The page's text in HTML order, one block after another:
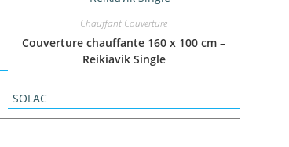
Chauffant Couverture
Couverture chauffante 160 x 100 cm –
Reikiavik Single
SOLAC